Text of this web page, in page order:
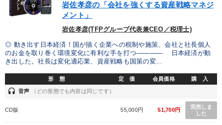
岩佐孝彦の「会社を強くする資産戦略マネジ
メント」
岩佐孝彦(TFPグループ代表兼CEO／税理士)
◎ 動き出す日本経済！国が描く企業への税制や施策、会社と社長個人
のお金を取り巻く環境変化に有利な手を打つ―――― 日本経済が動
き出した。社長は変化適応業、資産戦略も国策の変...
形 態 定 価 会員価格 購 入
headset 音声 （どの形態でも内容は同じです）
CD版 55,000円 51,700円
完売しま
した